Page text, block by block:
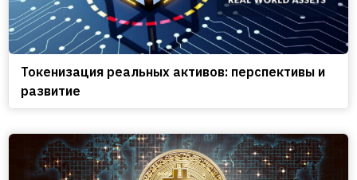
Токенизация реальных активов: перспективы и
развитие